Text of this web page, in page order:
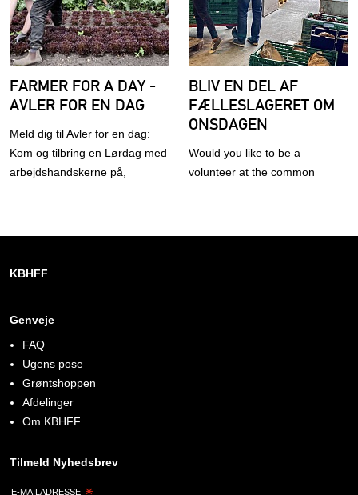
FARMER FOR A DAY -
AVLER FOR EN DAG
Meld dig til Avler for en dag:
Kom og tilbring en Lørdag med
arbejdshandskerne på,
BLIV EN DEL AF
FÆLLESLAGERET OM
ONSDAGEN
Would you like to be a
volunteer at the common
KBHFF
Genveje
FAQ
Ugens pose
Grøntshoppen
Afdelinger
Om KBHFF
Tilmeld Nyhedsbrev
E-MAILADRESSE